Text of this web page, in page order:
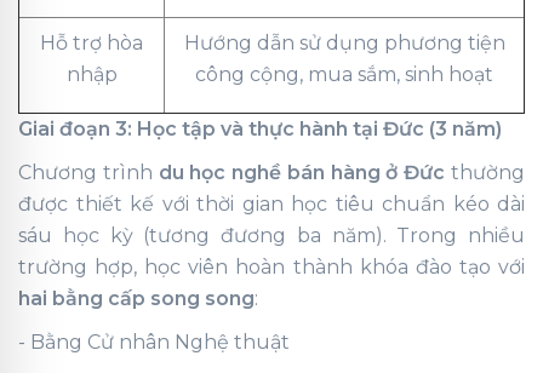
Hỗ trợ hòa
nhập
Hướng dẫn sử dụng phương tiện
công cộng, mua sắm, sinh hoạt
Giai đoạn 3: Học tập và thực hành tại Đức (3 năm)
Chương trình du học nghề bán hàng ở Đức thường
được thiết kế với thời gian học tiêu chuẩn kéo dài
sáu học kỳ (tương đương ba năm). Trong nhiều
trường hợp, học viên hoàn thành khóa đào tạo với
hai bằng cấp song song:
- Bằng Cử nhân Nghệ thuật